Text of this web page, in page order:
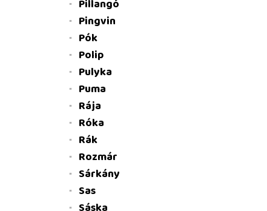
Pillangó
Pingvin
Pók
Polip
Pulyka
Puma
Rája
Róka
Rák
Rozmár
Sárkány
Sas